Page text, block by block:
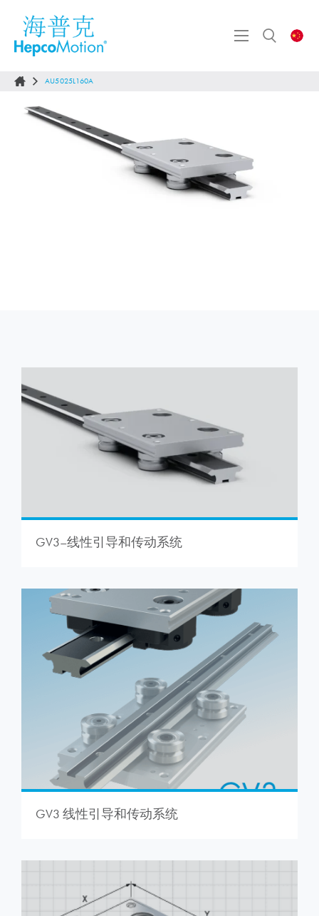
AU5025L160A
GV3–线性引导和传动系统
GV3 线性引导和传动系统